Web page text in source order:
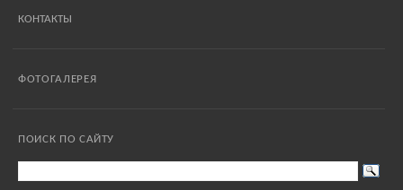
КОНТАКТЫ
ФОТОГАЛЕРЕЯ
ПОИСК ПО САЙТУ